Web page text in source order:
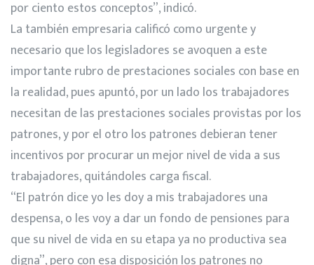
por ciento estos conceptos”, indicó.
La también empresaria calificó como urgente y
necesario que los legisladores se avoquen a este
importante rubro de prestaciones sociales con base en
la realidad, pues apuntó, por un lado los trabajadores
necesitan de las prestaciones sociales provistas por los
patrones, y por el otro los patrones debieran tener
incentivos por procurar un mejor nivel de vida a sus
trabajadores, quitándoles carga fiscal.
“El patrón dice yo les doy a mis trabajadores una
despensa, o les voy a dar un fondo de pensiones para
que su nivel de vida en su etapa ya no productiva sea